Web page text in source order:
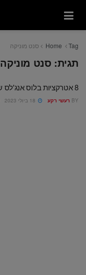
Home Tag סנט מוניקה
תגית: סנט מוניקה
8 אטרקציות בלוס אנג'לס שחובה לבקר בהן
BY רעשי רקע